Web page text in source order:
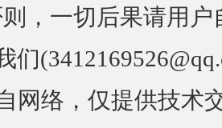
，一切后果请用
们
网络，仅提供技术